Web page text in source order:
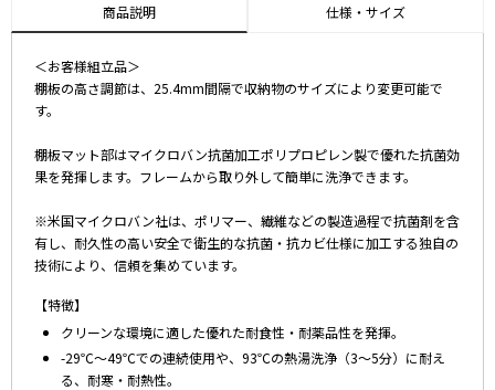
商品説明 仕様・サイズ
＜お客様組立品＞
棚板の高さ調節は、25.4mm間隔で収納物のサイズにより変更可能で
す。
棚板マット部はマイクロバン抗菌加工ポリプロピレン製で優れた抗菌効
果を発揮します。フレームから取り外して簡単に洗浄できます。
※米国マイクロバン社は、ポリマー、繊維などの製造過程で抗菌剤を含
有し、耐久性の高い安全で衛生的な抗菌・抗カビ仕様に加工する独自の
技術により、信頼を集めています。
【特徴】
クリーンな環境に適した優れた耐食性・耐薬品性を発揮。
-29℃～49℃での連続使用や、93℃の熱湯洗浄（3～5分）に耐え
る、耐寒・耐熱性。